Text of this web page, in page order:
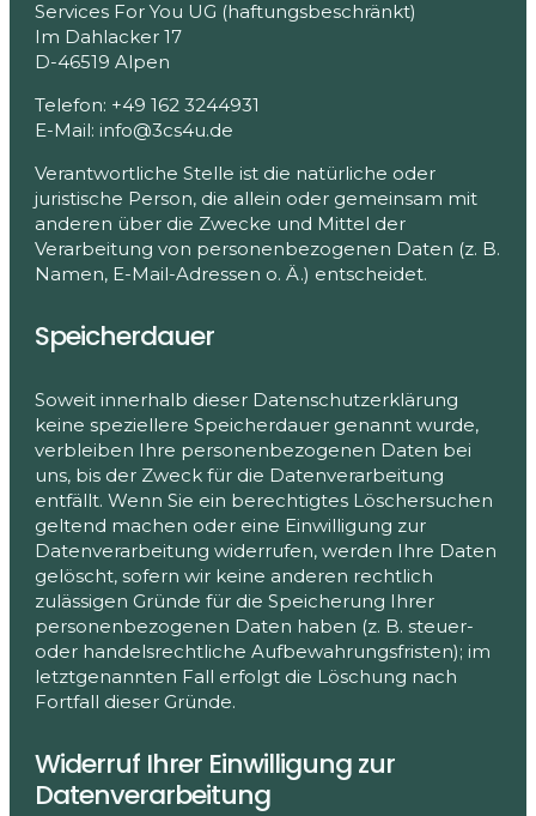
Services For You UG (haftungsbeschränkt)
Im Dahlacker 17
D-46519 Alpen
Telefon: +49 162 3244931
E-Mail: info@3cs4u.de
Verantwortliche Stelle ist die natürliche oder
juristische Person, die allein oder gemeinsam mit
anderen über die Zwecke und Mittel der
Verarbeitung von personenbezogenen Daten (z. B.
Namen, E-Mail-Adressen o. Ä.) entscheidet.
Speicherdauer
Soweit innerhalb dieser Datenschutzerklärung
keine speziellere Speicherdauer genannt wurde,
verbleiben Ihre personenbezogenen Daten bei
uns, bis der Zweck für die Datenverarbeitung
entfällt. Wenn Sie ein berechtigtes Löschersuchen
geltend machen oder eine Einwilligung zur
Datenverarbeitung widerrufen, werden Ihre Daten
gelöscht, sofern wir keine anderen rechtlich
zulässigen Gründe für die Speicherung Ihrer
personenbezogenen Daten haben (z. B. steuer-
oder handelsrechtliche Aufbewahrungsfristen); im
letztgenannten Fall erfolgt die Löschung nach
Fortfall dieser Gründe.
Widerruf Ihrer Einwilligung zur
Datenverarbeitung